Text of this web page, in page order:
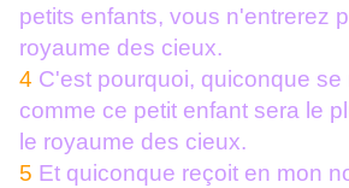
petits enfants, vous n'entrerez
royaume des cieux.
4 C'est pourquoi, quiconque se
comme ce petit enfant sera le
le royaume des cieux.
5 Et quiconque reçoit en mon